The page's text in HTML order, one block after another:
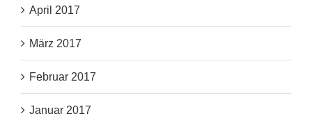
April 2017
März 2017
Februar 2017
Januar 2017